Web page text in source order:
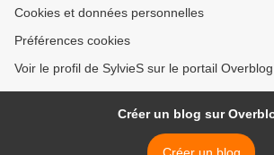
Cookies et données personnelles
Préférences cookies
Voir le profil de SylvieS sur le portail Overblog
Créer un blog sur